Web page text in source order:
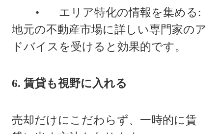
•
エリア特化の情報を集める:
地元の不動産市場に詳しい専門家のア
ドバイスを受けると効果的です。
6. 賃貸も視野に入れる
売却だけにこだわらず、一時的に賃